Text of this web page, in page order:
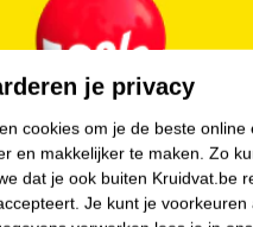
je privacy
cookies om je de beste
en makkelijker te maken. Zo
dat je ook buiten Kruidvat.be
Je kunt je voorkeuren